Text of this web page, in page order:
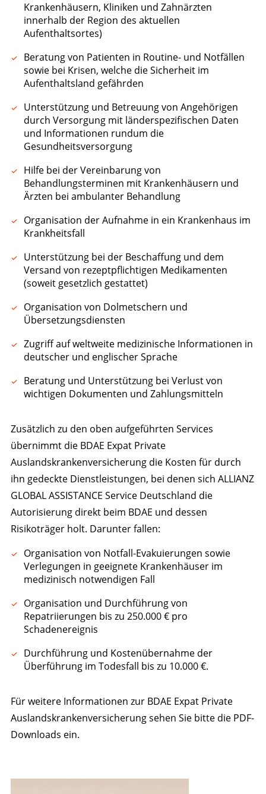
Krankenhäusern, Kliniken und Zahnärzten
innerhalb der Region des aktuellen
Aufenthaltsortes)
Beratung von Patienten in Routine- und Notfällen
sowie bei Krisen, welche die Sicherheit im
Aufenthaltsland gefährden
Unterstützung und Betreuung von Angehörigen
durch Versorgung mit länderspezifischen Daten
und Informationen rundum die
Gesundheitsversorgung
Hilfe bei der Vereinbarung von
Behandlungsterminen mit Krankenhäusern und
Ärzten bei ambulanter Behandlung
Organisation der Aufnahme in ein Krankenhaus im
Krankheitsfall
Unterstützung bei der Beschaffung und dem
Versand von rezeptpflichtigen Medikamenten
(soweit gesetzlich gestattet)
Organisation von Dolmetschern und
Übersetzungsdiensten
Zugriff auf weltweite medizinische Informationen in
deutscher und englischer Sprache
Beratung und Unterstützung bei Verlust von
wichtigen Dokumenten und Zahlungsmitteln
Zusätzlich zu den oben aufgeführten Services
übernimmt die BDAE Expat Private
Auslandskrankenversicherung die Kosten für durch
ihn gedeckte Dienstleistungen, bei denen sich ALLIANZ
GLOBAL ASSISTANCE Service Deutschland die
Autorisierung direkt beim BDAE und dessen
Risikoträger holt. Darunter fallen:
Organisation von Notfall-Evakuierungen sowie
Verlegungen in geeignete Krankenhäuser im
medizinisch notwendigen Fall
Organisation und Durchführung von
Repatriierungen bis zu 250.000 € pro
Schadenereignis
Durchführung und Kostenübernahme der
Überführung im Todesfall bis zu 10.000 €.
Für weitere Informationen zur BDAE Expat Private
Auslandskrankenversicherung sehen Sie bitte die PDF-
Downloads ein.